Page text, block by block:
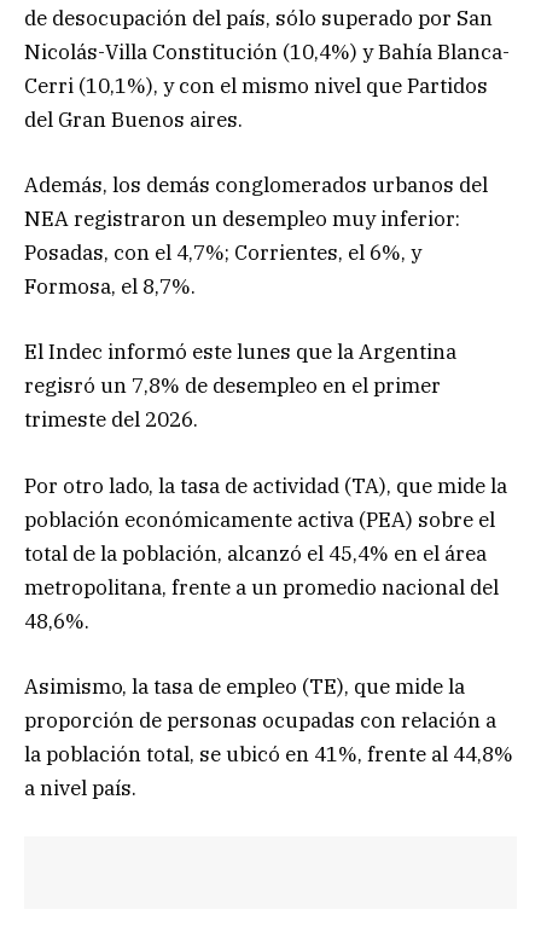
de desocupación del país, sólo superado por San
Nicolás-Villa Constitución (10,4%) y Bahía Blanca-
Cerri (10,1%), y con el mismo nivel que Partidos
del Gran Buenos aires.
Además, los demás conglomerados urbanos del
NEA registraron un desempleo muy inferior:
Posadas, con el 4,7%; Corrientes, el 6%, y
Formosa, el 8,7%.
El Indec informó este lunes que la Argentina
regisró un 7,8% de desempleo en el primer
trimeste del 2026.
Por otro lado, la tasa de actividad (TA), que mide la
población económicamente activa (PEA) sobre el
total de la población, alcanzó el 45,4% en el área
metropolitana, frente a un promedio nacional del
48,6%.
Asimismo, la tasa de empleo (TE), que mide la
proporción de personas ocupadas con relación a
la población total, se ubicó en 41%, frente al 44,8%
a nivel país.